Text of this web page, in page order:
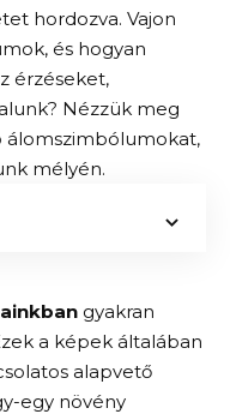
hordozva. Vajon
és hogyan
érzéseket,
Nézzük meg
álomszimbólumokat,
mélyén.
gyakran
a képek általában
alapvető
egy növény